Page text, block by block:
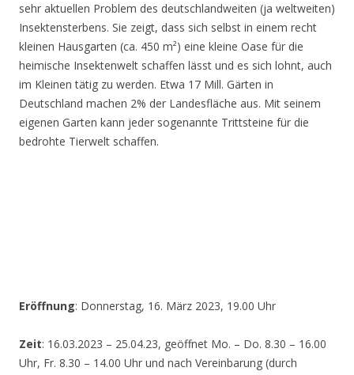
sehr aktuellen Problem des deutschlandweiten (ja weltweiten)
Insektensterbens. Sie zeigt, dass sich selbst in einem recht
kleinen Hausgarten (ca. 450 m²) eine kleine Oase für die
heimische Insektenwelt schaffen lässt und es sich lohnt, auch
im Kleinen tätig zu werden. Etwa 17 Mill. Gärten in
Deutschland machen 2% der Landesfläche aus. Mit seinem
eigenen Garten kann jeder sogenannte Trittsteine für die
bedrohte Tierwelt schaffen.
Eröffnung: Donnerstag, 16. März 2023, 19.00 Uhr
Zeit: 16.03.2023 – 25.04.23, geöffnet Mo. – Do. 8.30 – 16.00
Uhr, Fr. 8.30 – 14.00 Uhr und nach Vereinbarung (durch